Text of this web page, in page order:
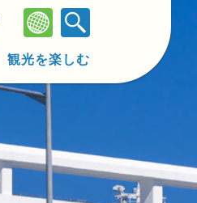
観光を楽しむ